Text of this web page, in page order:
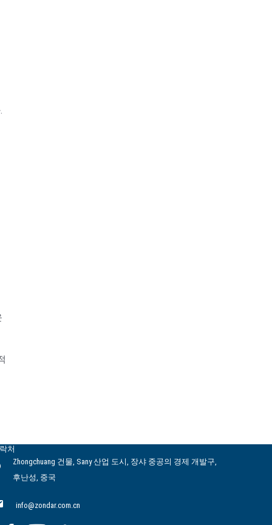
처
Zhongchuang 건물, Sany 산업 도시, 장샤 중공의 경제 개발구,
후난성, 중국
info@zondar.com.cn